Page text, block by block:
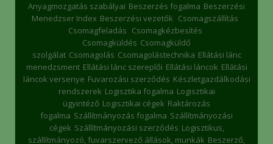
Anyagmozgatás szabályai Beszerzés fogalma Beszerzési
Menedzser Index Beszerzési vezetők Csomagszállítás
Csomagfeladás Csomagkézbesítés
Csomagküldés Csomagküldő
szolgálat Csomagolás Csomagolástechnika Ellátási lánc
menedzsment Ellátási lánc szereplői Ellátási láncok Ellátási
láncok versenye Fuvarozási szerződés Készletgazdálkodási
rendszerek Logisztika fogalma Logisztikai
ügyintéző Logisztikai cégek Raktározás
fogalma Szállítmányozás fogalma Szállítmányozási
cégek Szállítmányozási szerződés Logisztikus,
szállítmányozó, fuvarszervező állások, munkák Beszerző,